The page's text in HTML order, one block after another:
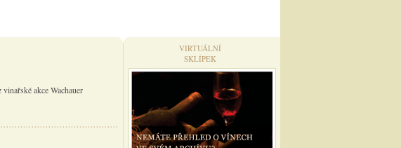
akce Wachauer
VIRTUÁLNÍ
SKLÍPEK